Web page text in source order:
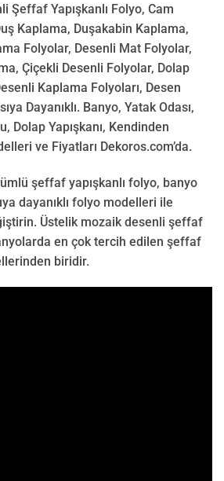
Şeffaf Yapışkanlı Folyo, Cam
Kaplama, Duşakabin Kaplama,
Folyolar, Desenli Mat Folyolar,
Çiçekli Desenli Folyolar, Dolap
Kaplama Folyoları, Desen
Dayanıklı. Banyo, Yatak Odası,
Dolap Yapışkanı, Kendinden
ve Fiyatları Dekoros.com’da.
şeffaf yapışkanlı folyo, banyo
dayanıklı folyo modelleri ile
Üstelik mozaik desenli şeffaf
en çok tercih edilen şeffaf
biridir.